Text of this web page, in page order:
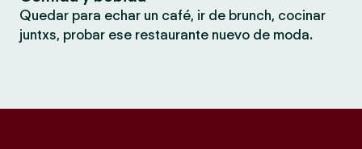
Quedar para echar un café, ir de brunch, cocinar
juntxs, probar ese restaurante nuevo de moda.